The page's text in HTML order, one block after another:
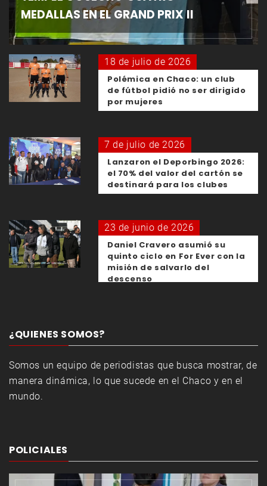
MEDALLAS EN EL GRAND PRIX II
18 de julio de 2026
Polémica en Chaco: un club
de fútbol pidió no ser dirigido
por mujeres
7 de julio de 2026
Lanzaron el Deporbingo 2026:
el 70% del valor del cartón se
destinará para los clubes
23 de junio de 2026
Daniel Cravero asumió su
quinto ciclo en For Ever con la
misión de salvarlo del
descenso
¿QUIENES SOMOS?
Somos un equipo de periodistas que busca mostrar, de
manera dinámica, lo que sucede en el Chaco y en el
mundo.
POLICIALES